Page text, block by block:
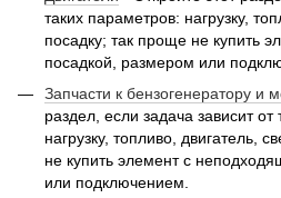
таких параметров: нагрузку,
посадку; так проще не купить
посадкой, размером или
Запчасти к бензогенератору и
раздел, если задача зависит от
нагрузку, топливо, двигатель,
не купить элемент с
или подключением.